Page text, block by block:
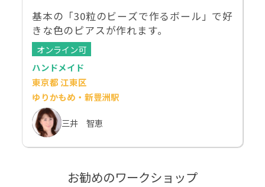
基本の「30粒のビーズで作るボール」で好
きな色のピアスが作れます。
オンライン可
ハンドメイド
東京都 江東区
ゆりかもめ・新豊洲駅
三井 智恵
お勧めのワークショップ